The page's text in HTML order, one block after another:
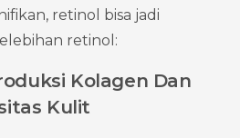
retinol bisa jadi
retinol:
Kolagen Dan
Kulit